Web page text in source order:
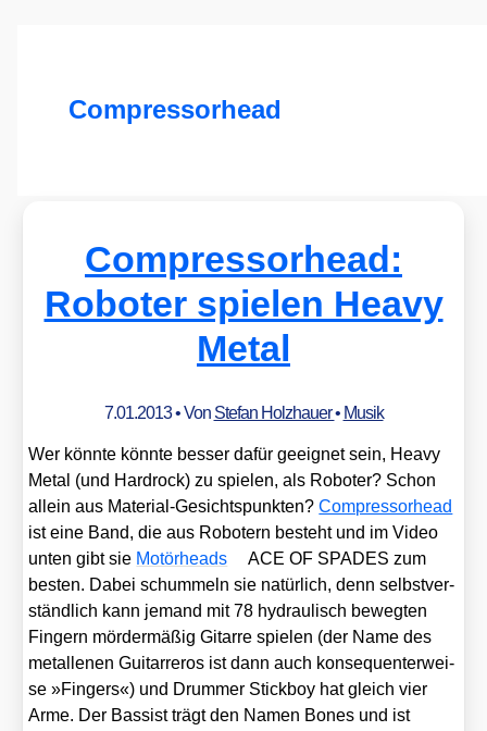
Compressorhead
Compressorhead:
Roboter spielen Heavy
Metal
7.01.2013• Von Stefan Holzhauer• Musik
Wer könn­te könn­te bes­ser dafür geeig­net sein, Hea­vy
Metal (und Hard­rock) zu spie­len, als Robo­ter? Schon
allein aus Mate­ri­al-Gesichts­punk­ten?Com­pres­sor­head
ist eine Band, die aus Robo­tern besteht und im Video
unten gibt sie Motör­heads
ACE OF SPADES zum
bes­ten. Dabei schum­meln sie natür­lich, denn selbst­ver­
ständ­lich kann jemand mit 78 hydrau­lisch beweg­ten
Fin­gern mör­der­mä­ßig Gitar­re spie­len (der Name des
metal­le­nen Gui­tar­re­ros ist dann auch kon­se­quen­ter­wei­
se »Fin­gers«) und Drum­mer Stick­boy hat gleich vier
Arme. Der Bas­sist trägt den Namen Bones und ist